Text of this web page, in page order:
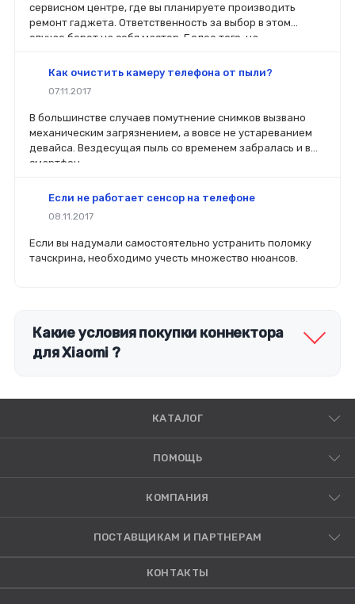
сервисном центре, где вы планируете производить
ремонт гаджета. Ответственность за выбор в этом
случае берет на себя мастер. Более того, на
вы планируете делать ремонт самостоятельно, то выбор
перед покупкой нового модуля старый был в руках. Так
легче сориентироваться в разъемах, элементах
крепления, электрических параметрах и прочих
характеристиках.
Как очистить камеру телефона от пыли?
07.11.2017
В большинстве случаев помутнение снимков вызвано
механическим загрязнением, а вовсе не устареванием
девайса. Вездесущая пыль со временем забралась и в
смартфон.
Если не работает сенсор на телефоне
08.11.2017
Если вы надумали самостоятельно устранить поломку
тачскрина, необходимо учесть множество нюансов.
Какие условия покупки коннектора
для Xiaomi ?
КАТАЛОГ
ПОМОЩЬ
КОМПАНИЯ
ПОСТАВЩИКАМ И ПАРТНЕРАМ
КОНТАКТЫ